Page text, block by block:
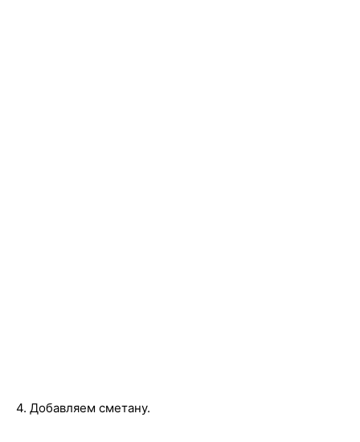
4. Добавляем сметану.